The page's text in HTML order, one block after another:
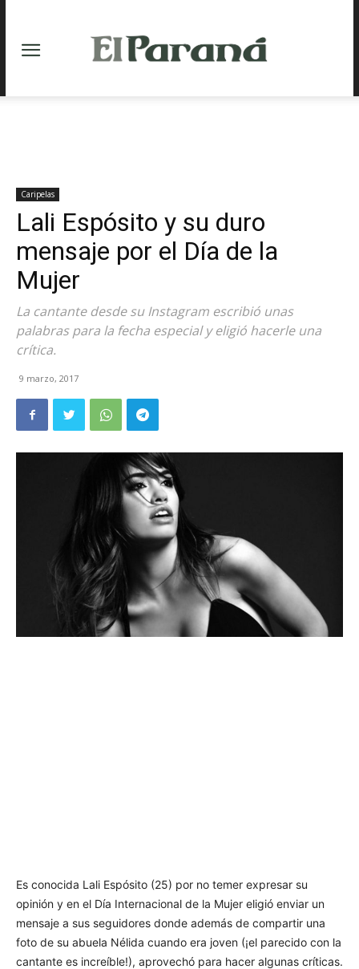
Caripelas
Lali Espósito y su duro
mensaje por el Día de la
Mujer
La cantante desde su Instagram escribió unas
palabras para la fecha especial y eligió hacerle una
crítica.
9 marzo, 2017
Es conocida Lali Espósito (25) por no temer expresar su
opinión y en el Día Internacional de la Mujer eligió enviar un
mensaje a sus seguidores donde además de compartir una
foto de su abuela Nélida cuando era joven (¡el parecido con la
cantante es increíble!), aprovechó para hacer algunas críticas.